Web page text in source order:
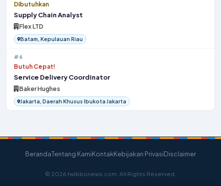
Dibutuhkan
Supply Chain Analyst
Flex LTD
Batam, Kepulauan Riau
#6
Butuh Cepat!
Service Delivery Coordinator
Baker Hughes
Jakarta, Daerah Khusus Ibukota Jakarta
BerandaTentang KamiKontakKebijakan PrivasiDisclaimer
© 2026 twibbonews.com. All Rights Reserved.